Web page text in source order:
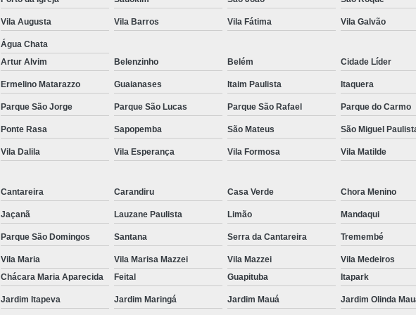
Exame de Imagem de Ressonância
Exame de Imagem de Tomografia de
Exame de Imagem de Tomografia do
Exame de Imagem de Tomografia do
Ressonância Magnética Abdominal e Pélvica
Ressonância Magnética Cerebral
Ressonância
Ressonância Magnética de Abdome Superior
Ressonância
Ressonância Magnética do Coração
Ressonância
Ressonância Magnética do Joelho Direito
Ressonância
Ressonância Magnética Intervencionista
Vila Augusta Vila Barros Vila Fátima Vila Galvão
Água Chata
Artur Alvim Belenzinho Belém Cidade Líder
Ermelino Matarazzo Guaianases Itaim Paulista Itaquera
Parque São Jorge Parque São Lucas Parque São Rafael Parque do Carmo
Ponte Rasa Sapopemba São Mateus São Miguel
Vila Dalila Vila Esperança Vila Formosa Vila Matilde
Cantareira Carandiru Casa Verde Chora Menino
Jaçanã Lauzane Paulista Limão Mandaqui
Parque São Domingos Santana Serra da Cantareira Tremembé
Vila Maria Vila Marisa Mazzei Vila Mazzei
Vila Medeiros
Chácara Maria Aparecida Feital Guapituba Itapark
Jardim Itapeva Jardim Maringá Jardim Mauá Jardim Olinda